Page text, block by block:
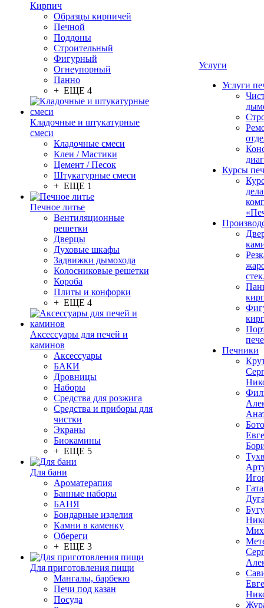
Кирпич
Образцы кирпичей
Печной
Поддоны
Строительный
Фигурный
Огнеупорный
Панно
+ ЕЩЕ 4
Кладочные и штукатурные
смеси
Кладочные смеси
Клеи / Мастики
Цемент / Песок
Штукатурные смеси
+ ЕЩЕ 1
Печное литье
Вентиляционные
решетки
Дверцы
Духовые шкафы
Задвижки дымохода
Колосниковые решетки
Короба
Плиты и конфорки
+ ЕЩЕ 4
Аксессуары для печей и
каминов
Аксессуары
БАКИ
Дровницы
Наборы
Средства для розжига
Средства и приборы для
чистки
Экраны
Биокамины
+ ЕЩЕ 5
Для бани
Ароматерапия
Банные наборы
БАНЯ
Бондарные изделия
Камни в каменку
Обереги
+ ЕЩЕ 3
Для приготовления пищи
Мангалы, барбекю
Печи под казан
Посуда
Услуги
Услуги
Курсы
Печники